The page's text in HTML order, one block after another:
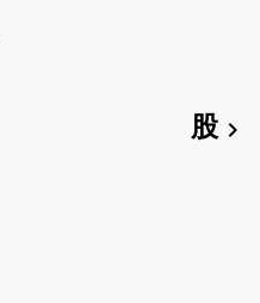
股chevron_right